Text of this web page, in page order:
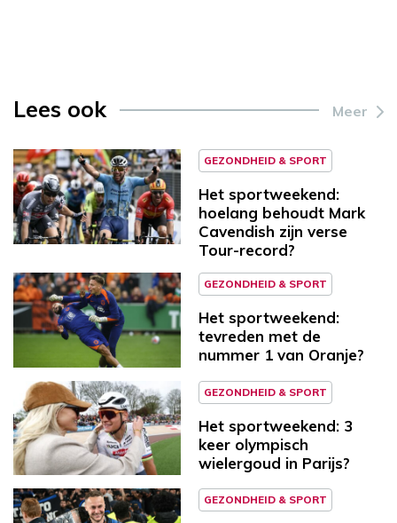
Lees ook Meer
GEZONDHEID & SPORT
Het sportweekend:
hoelang behoudt Mark
Cavendish zijn verse
Tour-record?
GEZONDHEID & SPORT
Het sportweekend:
tevreden met de
nummer 1 van Oranje?
GEZONDHEID & SPORT
Het sportweekend: 3
keer olympisch
wielergoud in Parijs?
GEZONDHEID & SPORT